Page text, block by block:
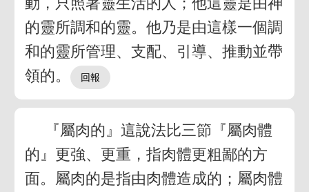
的靈所調和的靈。他乃是由這樣一個調
和的靈所管理、支配、引導、推動並帶
領的。
『屬肉的』這說法比三節『屬肉體
的』更強、更重，指肉體更粗鄙的方
面。屬肉的是指由肉體造成的；屬肉體